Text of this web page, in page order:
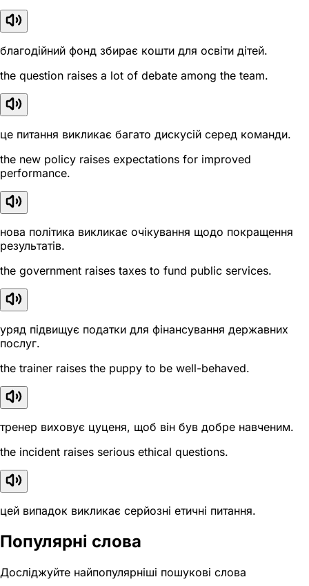
благодійний фонд збирає кошти для освіти дітей.
the question raises a lot of debate among the team.
це питання викликає багато дискусій серед команди.
the new policy raises expectations for improved
performance.
нова політика викликає очікування щодо покращення
результатів.
the government raises taxes to fund public services.
уряд підвищує податки для фінансування державних
послуг.
the trainer raises the puppy to be well-behaved.
тренер виховує цуценя, щоб він був добре навченим.
the incident raises serious ethical questions.
цей випадок викликає серйозні етичні питання.
Популярні слова
Досліджуйте найпопулярніші пошукові слова